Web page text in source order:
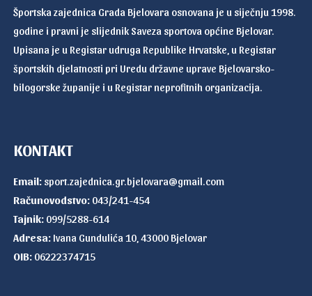
Športska zajednica Grada Bjelovara osnovana je u siječnju 1998.
godine i pravni je slijednik Saveza sportova općine Bjelovar.
Upisana je u Registar udruga Republike Hrvatske, u Registar
športskih djelatnosti pri Uredu državne uprave Bjelovarsko-
bilogorske županije i u Registar neprofitnih organizacija.
KONTAKT
Email: sport.zajednica.gr.bjelovara@gmail.com
Računovodstvo: 043/241-454
Tajnik: 099/5288-614
Adresa: Ivana Gundulića 10, 43000 Bjelovar
OIB: 06222374715